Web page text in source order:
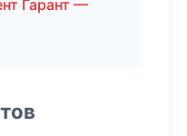
Гарант —